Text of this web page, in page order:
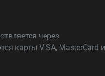
через
карты VISA, MasterCard и